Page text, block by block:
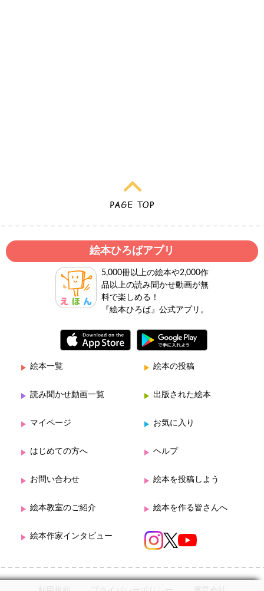
絵本ひろばアプリ
5,000冊以上の絵本や2,000作
品以上の読み聞かせ動画が無
料で楽しめる！
『絵本ひろば』公式アプリ。
絵本一覧 絵本の投稿
読み聞かせ動画一覧 出版された絵本
マイページ お気に入り
はじめての方へ ヘルプ
お問い合わせ 絵本を投稿しよう
絵本教室のご紹介 絵本を作る皆さんへ
絵本作家インタビュー